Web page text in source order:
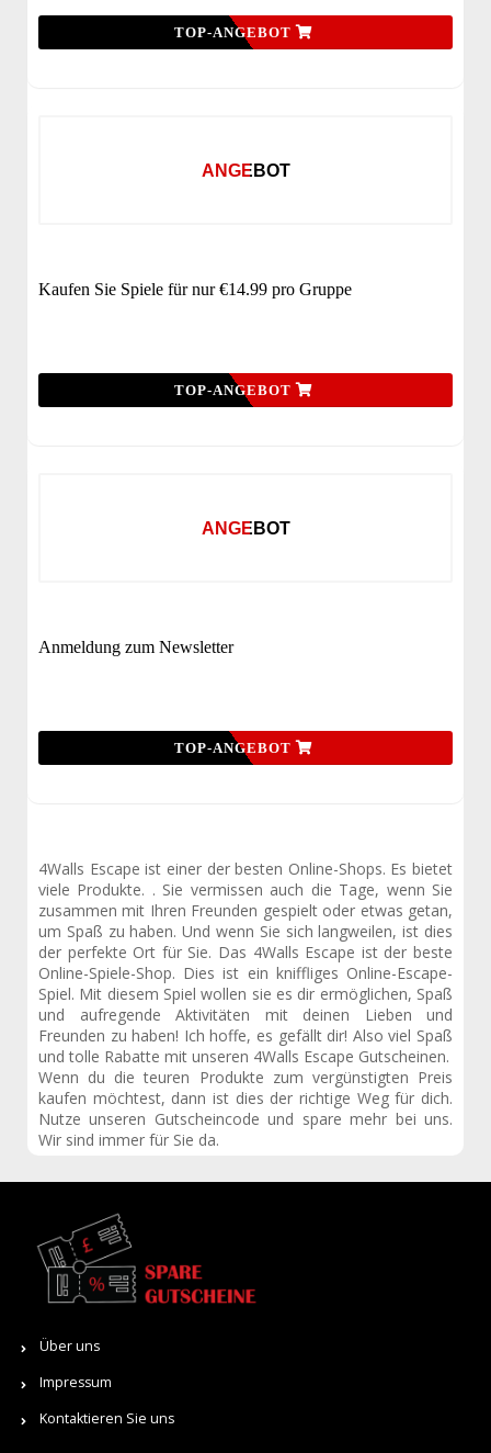
TOP-ANGEBOT
ANGEBOT
Kaufen Sie Spiele für nur €14.99 pro Gruppe
TOP-ANGEBOT
ANGEBOT
Anmeldung zum Newsletter
TOP-ANGEBOT
4Walls Escape ist einer der besten Online-Shops. Es bietet
viele Produkte. . Sie vermissen auch die Tage, wenn Sie
zusammen mit Ihren Freunden gespielt oder etwas getan,
um Spaß zu haben. Und wenn Sie sich langweilen, ist dies
der perfekte Ort für Sie. Das 4Walls Escape ist der beste
Online-Spiele-Shop. Dies ist ein kniffliges Online-Escape-
Spiel. Mit diesem Spiel wollen sie es dir ermöglichen, Spaß
und aufregende Aktivitäten mit deinen Lieben und
Freunden zu haben! Ich hoffe, es gefällt dir! Also viel Spaß
und tolle Rabatte mit unseren 4Walls Escape Gutscheinen.
Wenn du die teuren Produkte zum vergünstigten Preis
kaufen möchtest, dann ist dies der richtige Weg für dich.
Nutze unseren Gutscheincode und spare mehr bei uns.
Wir sind immer für Sie da.
Über uns
Impressum
Kontaktieren Sie uns